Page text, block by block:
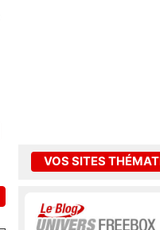
VOS SITES